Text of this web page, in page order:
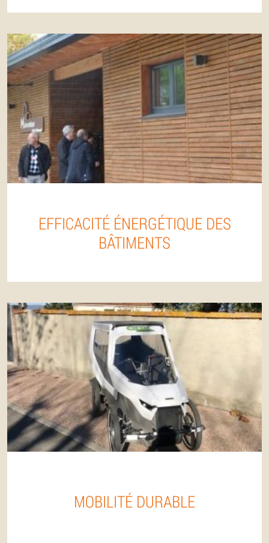
EFFICACITÉ ÉNERGÉTIQUE DES
BÂTIMENTS
MOBILITÉ DURABLE